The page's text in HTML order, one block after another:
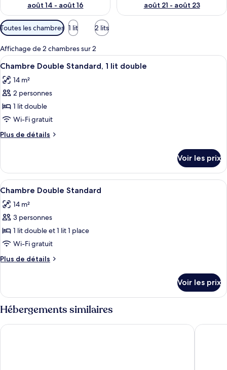
août 14 - août 16
août 21 - août 23
Filtres
disponibles
pour
les
chambres
Toutes les chambres 1 lit 2 lits
Affichage de 2 chambres sur 2
Afficher
toutes
les
photos
pour
ce
type
de
Chambre
Double
Standard,
1
lit
double
Une chambre d’hôtel comprenant
13
Chambre Double Standard, 1 lit double
14 m²
2 personnes
1 lit double
Wi-Fi gratuit
Plus de détails
Plus
le
type
de
Chambre
Double
lit
Voir les prix
Afficher
toutes
les
photos
pour
ce
type
de
Chambre
Double
Standard
Une chambre avec un lit superposé,
11
Chambre Double Standard
14 m²
3 personnes
1 lit double et 1 lit 1 place
Wi-Fi gratuit
Plus de détails
Plus
le
type
de
chambre
Chambre
Voir les prix
Hébergements similaires
Ibis Styles Charleroi Airport Aero44 ibis